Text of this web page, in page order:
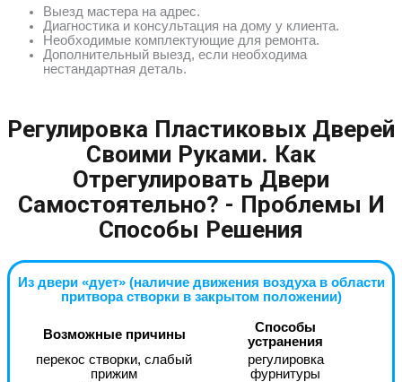
Выезд мастера на адрес.
Диагностика и консультация на дому у клиента.
Необходимые комплектующие для ремонта.
Дополнительный выезд, если необходима
нестандартная деталь.
Регулировка Пластиковых Дверей
Своими Руками. Как
Отрегулировать Двери
Самостоятельно? - Проблемы И
Способы Решения
Из двери «дует» (наличие движения воздуха в области
притвора створки в закрытом положении)
Возможные причины
Способы
устранения
перекос створки, слабый
прижим
регулировка
фурнитуры